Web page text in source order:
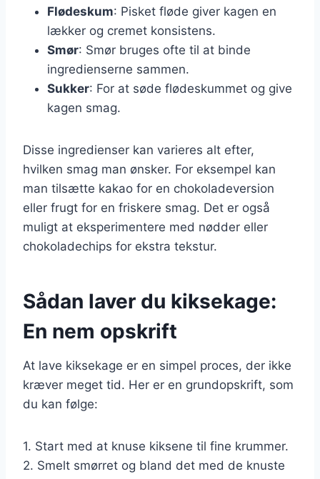
Flødeskum: Pisket fløde giver kagen en
lækker og cremet konsistens.
Smør: Smør bruges ofte til at binde
ingredienserne sammen.
Sukker: For at søde flødeskummet og give
kagen smag.
Disse ingredienser kan varieres alt efter,
hvilken smag man ønsker. For eksempel kan
man tilsætte kakao for en chokoladeversion
eller frugt for en friskere smag. Det er også
muligt at eksperimentere med nødder eller
chokoladechips for ekstra tekstur.
Sådan laver du kiksekage:
En nem opskrift
At lave kiksekage er en simpel proces, der ikke
kræver meget tid. Her er en grundopskrift, som
du kan følge:
1. Start med at knuse kiksene til fine krummer.
2. Smelt smørret og bland det med de knuste